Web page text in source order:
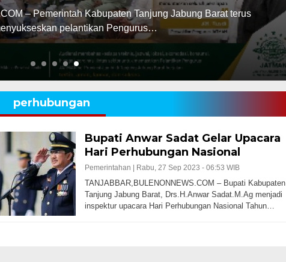
– Pemerintah Kabupaten Tanjung Jabung Barat terus
pelantikan Pengurus…
perhubungan
Bupati Anwar Sadat Gelar Upacara
Hari Perhubungan Nasional
Pemerintahan | Rabu, 27 Sep 2023 - 06:53 WIB
TANJABBAR,BULENONNEWS.COM – Bupati Kabupaten
Tanjung Jabung Barat, Drs.H.Anwar Sadat.M.Ag menjadi
inspektur upacara Hari Perhubungan Nasional Tahun…